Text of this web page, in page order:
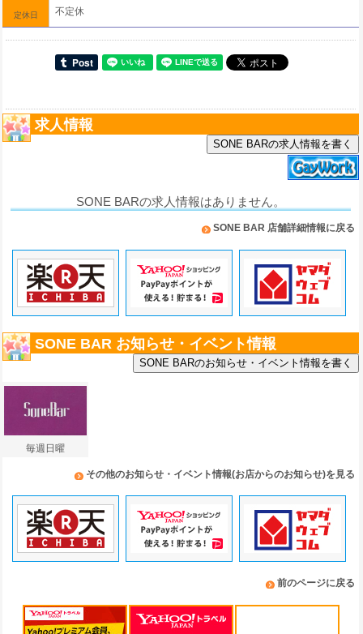
定休日 不定休
求人情報
SONE BARの求人情報を書く
SONE BARの求人情報はありません。
SONE BAR 店舗詳細情報に戻る
SONE BAR お知らせ・イベント情報
毎週日曜
その他のお知らせ・イベント情報(お店からのお知らせ)を見る
前のページに戻る